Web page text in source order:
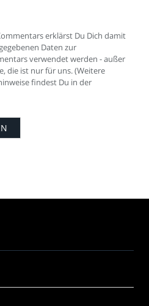
erklärst Du Dich damit
Daten zur
verwendet werden - außer
die ist nur für uns. (Weitere
findest Du in der